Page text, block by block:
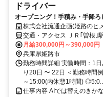
ドライバー
オープニング！手積み・手降
株式会社流通企画(姫路のヒ
交通・アクセス ＪＲ｢曽根｣
月給300,000円～390,000円
兵庫県姫路市
勤務時間詳細 実働時間：1
り20日 〜 22日 ＜勤務時
～15:00(内休憩1時間)
仕事内容 AIでは替えのきか